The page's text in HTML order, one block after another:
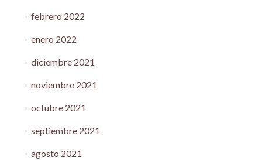
febrero 2022
enero 2022
diciembre 2021
noviembre 2021
octubre 2021
septiembre 2021
agosto 2021